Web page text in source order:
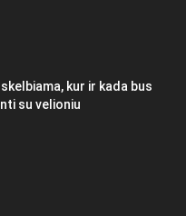
kur ir kada bus
su velioniu